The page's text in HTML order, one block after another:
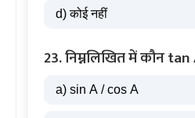
d) कोई नहीं
23. निम्नलिखित में कौन
a) sin A / cos A